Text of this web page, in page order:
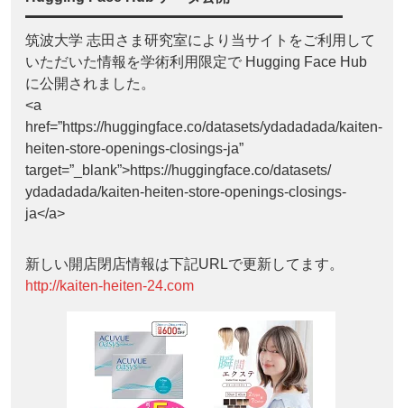
筑波大学 志田さま研究室により当サイトをご利用して
いただいた情報を学術利用限定で Hugging Face Hub
に公開されました。
<a
href=”https://huggingface.co/datasets/ydadadada/kaiten-
heiten-store-openings-closings-ja”
target=”_blank”>https://huggingface.co/datasets/
ydadadada/kaiten-heiten-store-openings-closings-
ja</a>
新しい開店閉店情報は下記URLで更新してます。
http://kaiten-heiten-24.com